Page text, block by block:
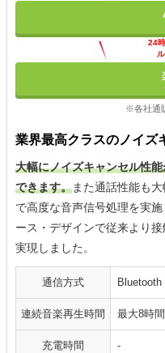
24
※各社通
業界最高クラスのノイズ
大幅にノイズキャンセル性
できます。また通話性能も
で高度な音声信号処理を実
ース・デザインで従来より
実現しました。
通信方式 Bluetooth
連続音楽再生時間 最大8時間
充電時間 -